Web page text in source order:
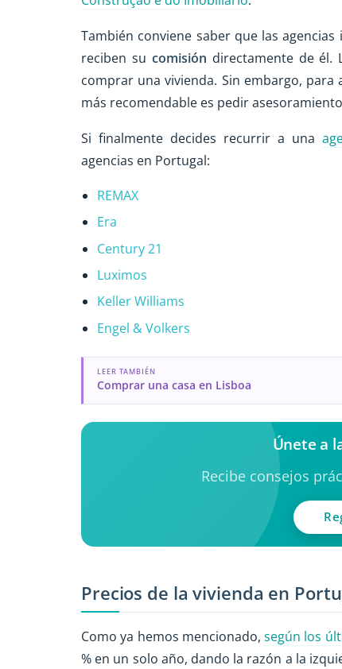
También conviene saber que las
reciben su comisión directamente de él.
comprar una vivienda. Sin embargo,
más recomendable es pedir
Si finalmente decides recurrir a una
agencias en Portugal:
REMAX
Era
Century 21
Luximos
Keller Williams
Engel & Volkers
LEER TAMBIÉN
Comprar una casa en Lisboa
Únete a
Recibe consejos
Precios de la vivienda en
Como ya hemos mencionado, según los
% en un solo año, dando la razón a la